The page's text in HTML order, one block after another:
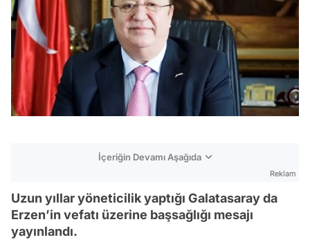
İçeriğin Devamı Aşağıda
Reklam
Uzun yıllar yöneticilik yaptığı Galatasaray da
Erzen’in vefatı üzerine başsağlığı mesajı
yayınlandı.